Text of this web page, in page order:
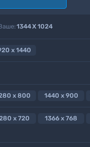
1344X 1024
x 1440
x 800 1440 x 900
x 720 1366 x 768